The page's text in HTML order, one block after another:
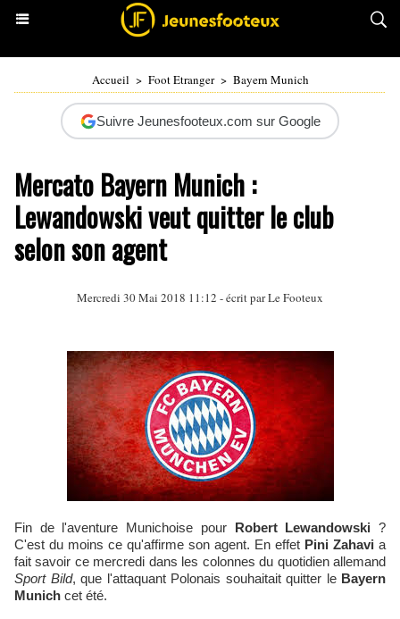
Accueil > Foot Etranger > Bayern Munich
Suivre Jeunesfooteux.com sur Google
Mercato Bayern Munich :
Lewandowski veut quitter le club
selon son agent
Mercredi 30 Mai 2018 11:12 - écrit par Le Footeux
Fin de l'aventure Munichoise pour Robert Lewandowski ?
C'est du moins ce qu'affirme son agent. En effet Pini Zahavi a
fait savoir ce mercredi dans les colonnes du quotidien allemand
Sport Bild, que l'attaquant Polonais souhaitait quitter le Bayern
Munich cet été.